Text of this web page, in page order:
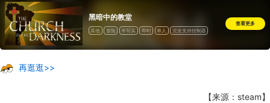
黑暗中的教堂
其他 冒险 半写实 即时 单人
完全支持控制器
查看更多
再逛逛>>
【来源：steam】